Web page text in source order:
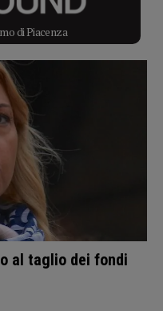
di Piacenza
al taglio dei fondi